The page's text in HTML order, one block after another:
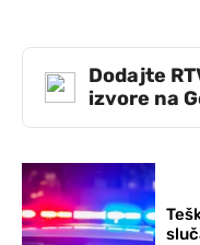
Dodajte
izvore na